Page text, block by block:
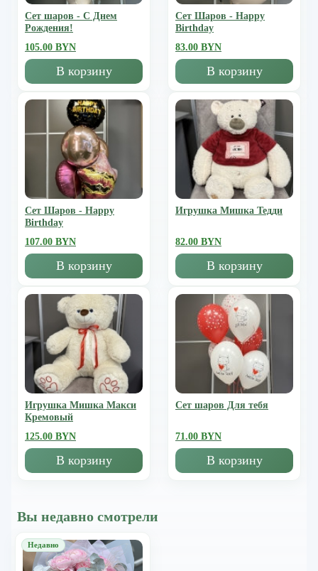
Сет шаров - С Днем
Рождения!
105.00 BYN
В корзину
Сет Шаров - Happy
Birthday
83.00 BYN
В корзину
Сет Шаров - Happy
Birthday
107.00 BYN
В корзину
Игрушка Мишка Тедди
82.00 BYN
В корзину
Игрушка Мишка Mакси
Кремовый
125.00 BYN
В корзину
Сет шаров Для тебя
71.00 BYN
В корзину
Вы недавно смотрели